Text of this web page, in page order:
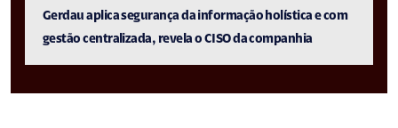
Gerdau aplica segurança da informação holística e com
gestão centralizada, revela o CISO da companhia